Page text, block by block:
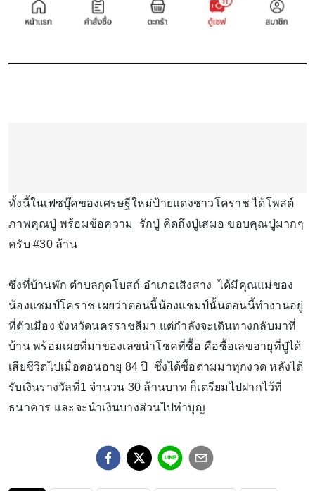
ทั้งนี้ในเฟซบุ๊คของเศรษฐีใหม่ป้ายแดงชาวโคราช ได้โพสต์
ภาพคุณปู่ พร้อมข้อความ รักปู่ คิดถึงปู่เสมอ ขอบคุณปู่มากๆ
ครับ #30 ล้าน
ซึ่งที่บ้านพัก ตำบลกุดโบสถ์ อำเภอเสิงสาง ได้มีคุณแม่ของ
น้องแชมป์โคราช เผยว่าตอนนี้น้องแชมป์นั้นตอนนี้ทำงานอยู่
ที่ตัวเมือง จังหวัดนครราชสีมา แต่กำลังจะเดินทางกลับมาที่
บ้าน พร้อมเผยที่มาของเลขนำโชคที่ซื้อ คือซื้อเลขอายุที่ปู่ได้
เสียชีวิตไปเมื่อตอนอายุ 84 ปี ซึ่งได้ซื้อตามมาทุกงวด หลังได้
รับเงินรางวัลที่1 จำนวน 30 ล้านบาท ก็เตรียมไปฝากไว้ที่
ธนาคาร และจะนำเงินบางส่วนไปทำบุญ